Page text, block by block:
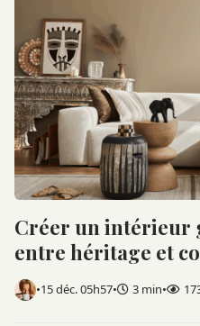
Créer un intérieur
entre héritage et
•15 déc. 05h57• 3 min•